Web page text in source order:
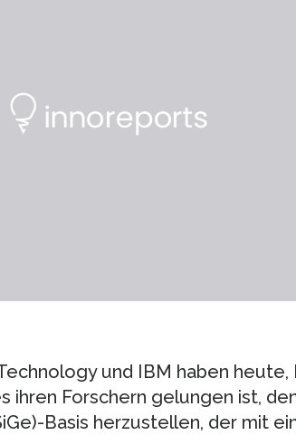
und IBM haben heute,
ihren Forschern gelungen ist,
Basis herzustellen, der mit